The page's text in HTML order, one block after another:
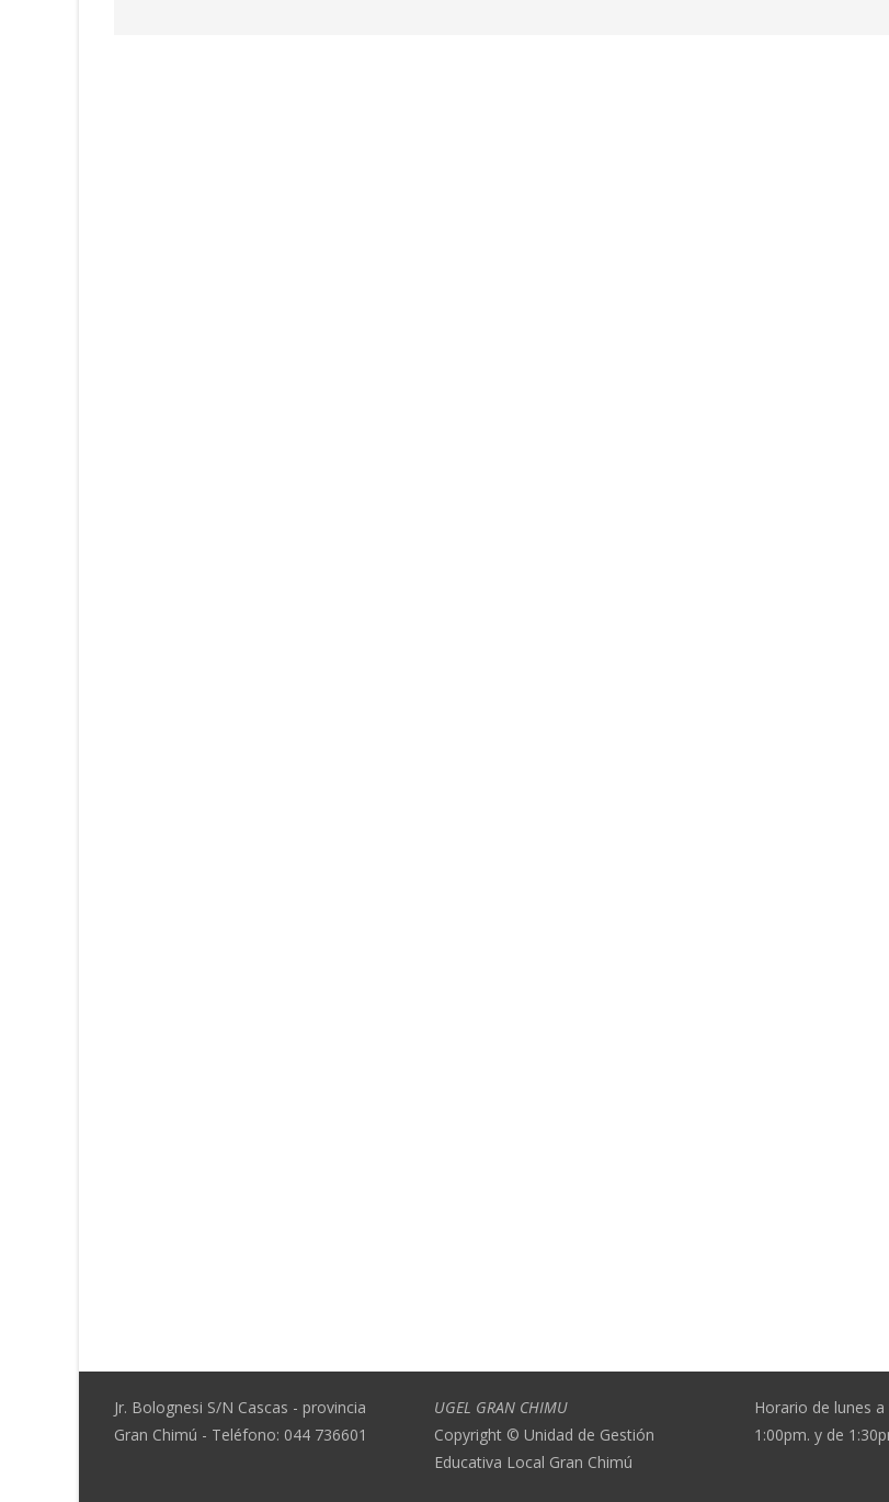
Jr. Bolognesi S/N Cascas - provincia
Gran Chimú - Teléfono: 044 736601
UGEL GRAN CHIMU
Copyright © Unidad de Gestión
Educativa Local Gran Chimú
Horario de lunes
1:00pm. y de